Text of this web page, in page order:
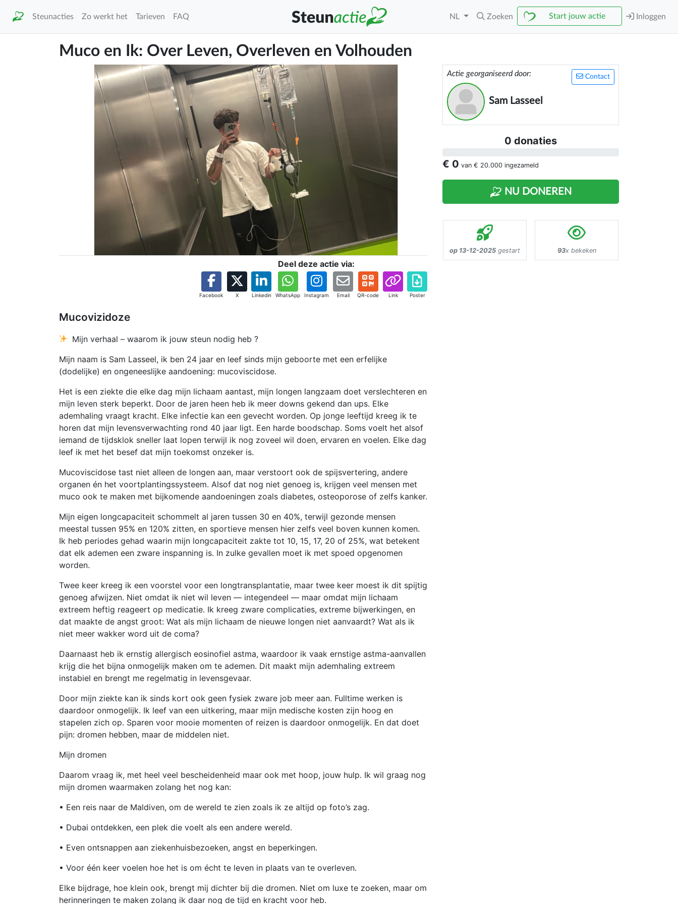
Steunacties Zo werkt het Tarieven FAQ NL Zoeken Start jouw actie Inloggen
Muco en Ik: Over Leven, Overleven en Volhouden
Deel deze actie via:
Facebook X Linkedin WhatsApp Instagram Email QR-code Link Poster
Mucovizidoze
Mijn verhaal – waarom ik jouw steun nodig heb ?
Mijn naam is Sam Lasseel, ik ben 24 jaar en leef sinds mijn geboorte met een erfelijke
(dodelijke) en ongeneeslijke aandoening: mucoviscidose.
Het is een ziekte die elke dag mijn lichaam aantast, mijn longen langzaam doet verslechteren en
mijn leven sterk beperkt. Door de jaren heen heb ik meer downs gekend dan ups. Elke
ademhaling vraagt kracht. Elke infectie kan een gevecht worden. Op jonge leeftijd kreeg ik te
horen dat mijn levensverwachting rond 40 jaar ligt. Een harde boodschap. Soms voelt het alsof
iemand de tijdsklok sneller laat lopen terwijl ik nog zoveel wil doen, ervaren en voelen. Elke dag
leef ik met het besef dat mijn toekomst onzeker is.
Mucoviscidose tast niet alleen de longen aan, maar verstoort ook de spijsvertering, andere
organen én het voortplantingssysteem. Alsof dat nog niet genoeg is, krijgen veel mensen met
muco ook te maken met bijkomende aandoeningen zoals diabetes, osteoporose of zelfs kanker.
Mijn eigen longcapaciteit schommelt al jaren tussen 30 en 40%, terwijl gezonde mensen
meestal tussen 95% en 120% zitten, en sportieve mensen hier zelfs veel boven kunnen komen.
Ik heb periodes gehad waarin mijn longcapaciteit zakte tot 10, 15, 17, 20 of 25%, wat betekent
dat elk ademen een zware inspanning is. In zulke gevallen moet ik met spoed opgenomen
worden.
Twee keer kreeg ik een voorstel voor een longtransplantatie, maar twee keer moest ik dit spijtig
genoeg afwijzen. Niet omdat ik niet wil leven — integendeel — maar omdat mijn lichaam
extreem heftig reageert op medicatie. Ik kreeg zware complicaties, extreme bijwerkingen, en
dat maakte de angst groot: Wat als mijn lichaam de nieuwe longen niet aanvaardt? Wat als ik
niet meer wakker word uit de coma?
Daarnaast heb ik ernstig allergisch eosinofiel astma, waardoor ik vaak ernstige astma-aanvallen
krijg die het bijna onmogelijk maken om te ademen. Dit maakt mijn ademhaling extreem
instabiel en brengt me regelmatig in levensgevaar.
Door mijn ziekte kan ik sinds kort ook geen fysiek zware job meer aan. Fulltime werken is
daardoor onmogelijk. Ik leef van een uitkering, maar mijn medische kosten zijn hoog en
stapelen zich op. Sparen voor mooie momenten of reizen is daardoor onmogelijk. En dat doet
pijn: dromen hebben, maar de middelen niet.
Mijn dromen
Daarom vraag ik, met heel veel bescheidenheid maar ook met hoop, jouw hulp. Ik wil graag nog
mijn dromen waarmaken zolang het nog kan:
• Een reis naar de Maldiven, om de wereld te zien zoals ik ze altijd op foto’s zag.
• Dubai ontdekken, een plek die voelt als een andere wereld.
• Even ontsnappen aan ziekenhuisbezoeken, angst en beperkingen.
• Voor één keer voelen hoe het is om écht te leven in plaats van te overleven.
Elke bijdrage, hoe klein ook, brengt mij dichter bij die dromen. Niet om luxe te zoeken, maar om
herinneringen te maken zolang ik daar nog de tijd en kracht voor heb.
Contact
Actie georganiseerd door:
Sam Lasseel
0 donaties
€ 0 van € 20.000 ingezameld
NU DONEREN
op 13-12-2025 gestart 93x bekeken